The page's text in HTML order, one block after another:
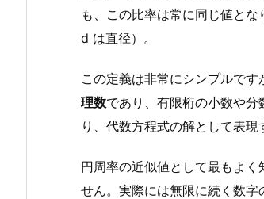
も、この比率は常に同じ値と
d は直径）。
この定義は非常にシンプルで
理数であり、有限桁の小数や
り、代数方程式の解として表現
円周率の近似値として最もよ
せん。実際には無限に続く数字